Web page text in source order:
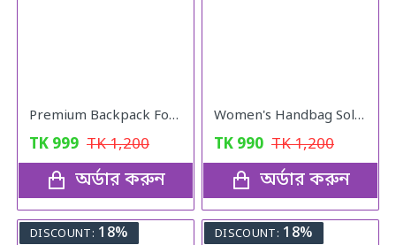
Premium Backpack For Girls (Peach Pink)
TK 999 TK1,200
অর্ডার করুন
Women's Handbag Solid ( blue colour )
TK 990 TK1,200
অর্ডার করুন
DISCOUNT: 18% DISCOUNT: 18%